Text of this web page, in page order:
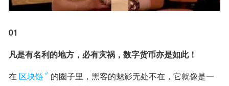
01
凡是有名利的地方，必有灾祸，数字货币亦是如此！
在 区块链
的圈子里，黑客的魅影无处不在，它就像是一